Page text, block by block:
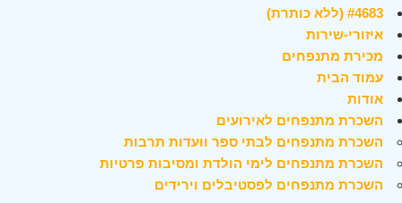
#4683 (ללא כותרת)
איזורי-שירות
מכירת מתנפחים
עמוד הבית
אודות
השכרת מתנפחים לאירועים
השכרת מתנפחים לבתי ספר וועדות תרבות
השכרת מתנפחים לימי הולדת ומסיבות פרטיות
השכרת מתנפחים לפסטיבלים וירידים